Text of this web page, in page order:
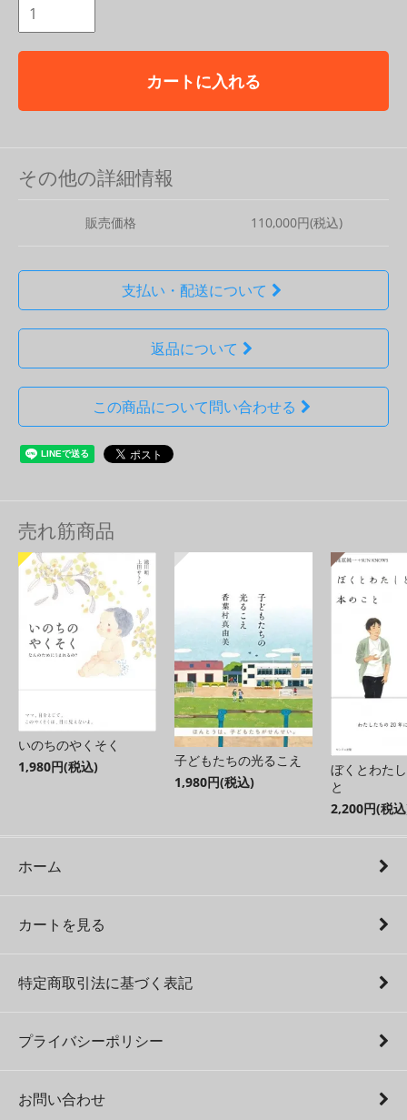
カートに入れる
その他の詳細情報
販売価格 110,000円(税込)
支払い・配送について
返品について
この商品について問い合わせる
売れ筋商品
いのちのやくそく
1,980円(税込)
子どもたちの光るこえ
1,980円(税込)
ぼくとわた
と
2,200円(税
ホーム
カートを見る
特定商取引法に基づく表記
プライバシーポリシー
お問い合わせ